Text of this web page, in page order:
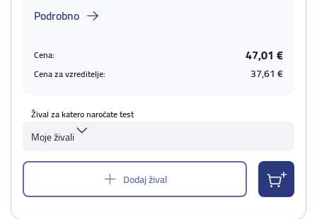
Podrobno
Cena: 47,01 €
Cena za vzreditelje: 37,61 €
Žival za katero naročate test
Moje živali
Dodaj žival